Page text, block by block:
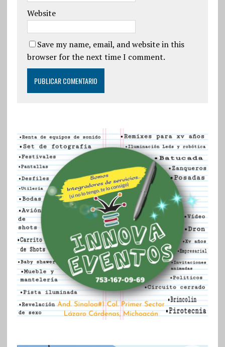
Website
Save my name, email, and website in this
browser for the next time I comment.